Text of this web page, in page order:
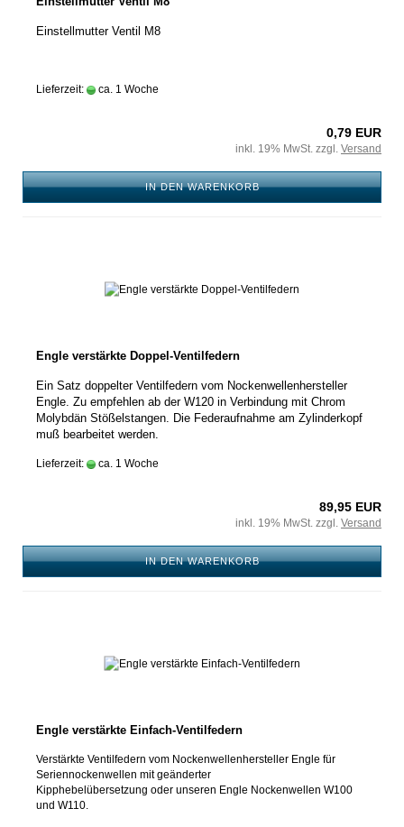
Einstellmutter Ventil M8
Lieferzeit: ca. 1 Woche
0,79 EUR
inkl. 19% MwSt. zzgl. Versand
IN DEN WARENKORB
Engle verstärkte Doppel-Ventilfedern
Ein Satz doppelter Ventilfedern vom Nockenwellenhersteller
Engle. Zu empfehlen ab der W120 in Verbindung mit Chrom
Molybdän Stößelstangen. Die Federaufnahme am Zylinderkopf
muß bearbeitet werden.
Lieferzeit: ca. 1 Woche
89,95 EUR
inkl. 19% MwSt. zzgl. Versand
IN DEN WARENKORB
Engle verstärkte Einfach-Ventilfedern
Verstärkte Ventilfedern vom Nockenwellenhersteller Engle für
Seriennockenwellen mit geänderter
Kipphebelübersetzung oder unseren Engle Nockenwellen W100
und W110.